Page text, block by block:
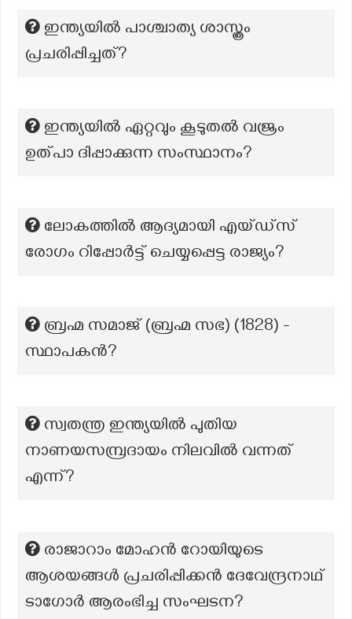
ഇന്ത്യയിൽ പാശ്ചാത്യ ശാസ്ത്രം
പ്രചരിപ്പിച്ചത്?
ഇന്ത്യയിൽ ഏറ്റവും കൂടുതൽ വജ്രം
ഉത്പാ ദിപ്പാക്കുന്ന സംസ്ഥാനം?
ലോകത്തിൽ ആദ്യമായി എയ്ഡ്സ്
രോഗം റിപ്പോർട്ട് ചെയ്യപ്പെട്ട രാജ്യം?
ബ്രഹ്മ സമാജ് (ബ്രഹ്മ സഭ) (1828) -
സ്ഥാപകന്‍?
സ്വതന്ത്ര ഇന്ത്യയിൽ പുതിയ
നാണയസമ്പ്രദായം നിലവിൽ വന്നത്
എന്ന്?
രാജാറാം മോഹൻ റോയിയുടെ
ആശയങ്ങൾ പ്രചരിപ്പിക്കൻ ദേവേന്ദ്രനാഥ്
ടാഗോർ ആരംഭിച്ച സംഘടന?